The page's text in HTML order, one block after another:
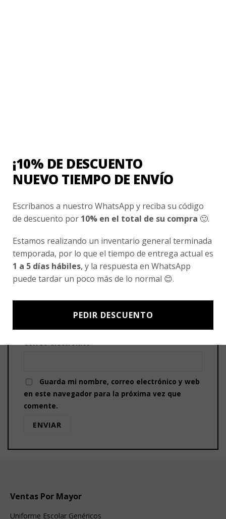
Andres Bello Centro”
Tu puntuación*
4 de 5 estrellas
5 de 5 estrellas
Correo electrónico*
Guarda mi nombre, correo electrónico y web
en este navegador para la próxima vez que
comente.
Ventas Por Mayor
Uniforme Escolar Genéricos
¡10% DE DESCUENTO
NUEVO TIEMPO DE ENVÍO
Escríbanos a nuestro WhatsApp y reciba su código
de descuento por 10% en el total de su compra 🙂.
Estamos realizando un inventario general terminada
temporada, por lo que el tiempo de entrega actual es
1 a 5 días hábiles, y la respuesta en WhatsApp
puede tardar un poco más de lo normal 😊.
PEDIR DESCUENTO